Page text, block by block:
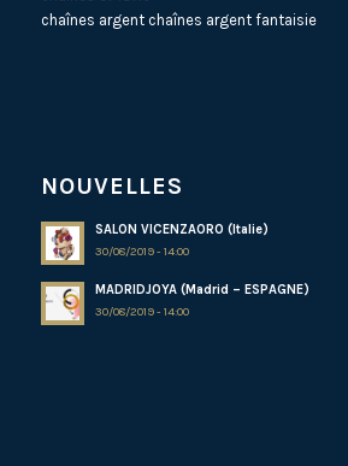
chaînes argent chaînes argent fantaisie
NOUVELLES
SALON VICENZAORO (Italie)
30/08/2019 - 14:00
MADRIDJOYA (Madrid – ESPAGNE)
30/08/2019 - 14:00